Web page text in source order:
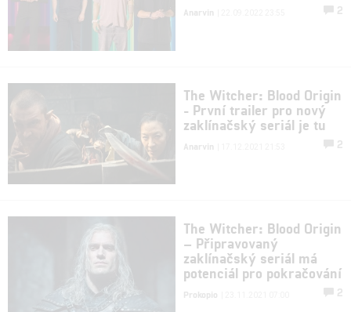
Anarvin 2
The Witcher: Blood Origin
- První trailer pro nový
zaklínačský seriál je tu
Anarvin 2
The Witcher: Blood Origin
– Připravovaný
zaklínačský seriál má
potenciál pro pokračování
Prokopio 2